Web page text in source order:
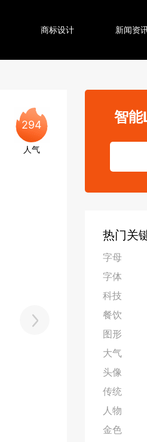
商标设计 新闻资
294
人气
智能
热门关
字母
字体
科技
餐饮
图形
大气
头像
传统
人物
金色